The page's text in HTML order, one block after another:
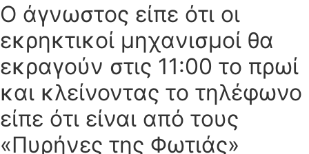
Ο άγνωστος είπε ότι οι
εκρηκτικοί μηχανισμοί θα
εκραγούν στις 11:00 το πρωί
και κλείνοντας το τηλέφωνο
είπε ότι είναι από τους
«Πυρήνες της Φωτιάς»